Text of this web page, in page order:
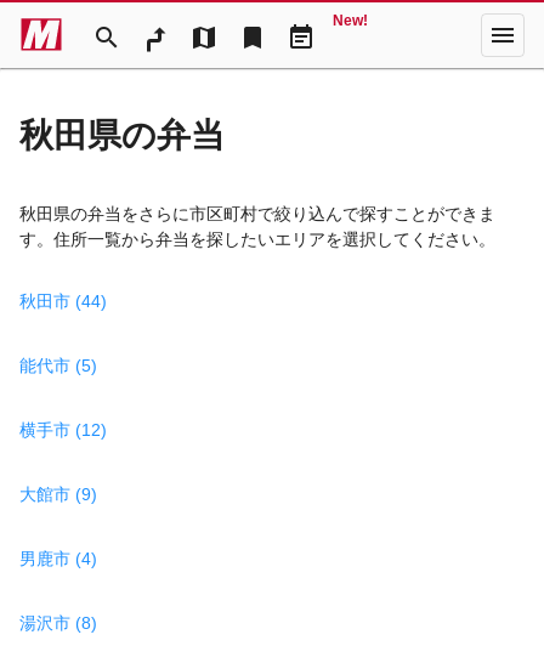
search map bookmark event_note
New! menu
秋田県の弁当
秋田県の弁当をさらに市区町村で絞り込んで探すことができま
す。住所一覧から弁当を探したいエリアを選択してください。
秋田市 (44)
能代市 (5)
横手市 (12)
大館市 (9)
男鹿市 (4)
湯沢市 (8)